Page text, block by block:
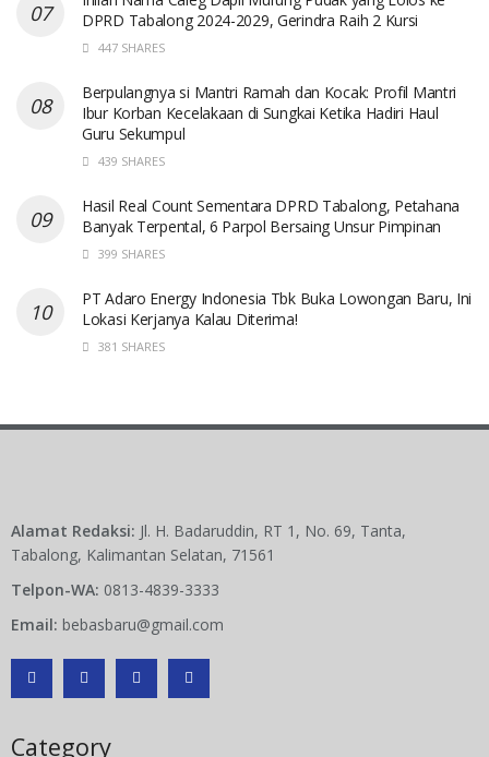
DPRD Tabalong 2024-2029, Gerindra Raih 2 Kursi
447 SHARES
Berpulangnya si Mantri Ramah dan Kocak: Profil Mantri
Ibur Korban Kecelakaan di Sungkai Ketika Hadiri Haul
Guru Sekumpul
439 SHARES
Hasil Real Count Sementara DPRD Tabalong, Petahana
Banyak Terpental, 6 Parpol Bersaing Unsur Pimpinan
399 SHARES
PT Adaro Energy Indonesia Tbk Buka Lowongan Baru, Ini
Lokasi Kerjanya Kalau Diterima!
381 SHARES
Alamat Redaksi: Jl. H. Badaruddin, RT 1, No. 69, Tanta,
Tabalong, Kalimantan Selatan, 71561
Telpon-WA: 0813-4839-3333
Email: bebasbaru@gmail.com
Category